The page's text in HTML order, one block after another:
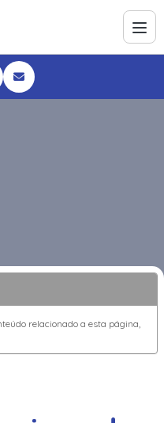
relacionado a esta página,